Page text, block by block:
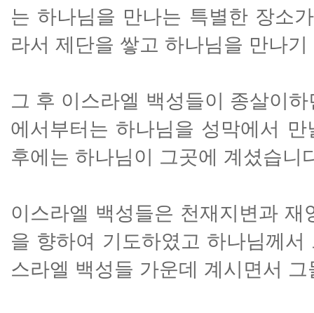
는 하나님을 만나는 특별한 장소
라서 제단을 쌓고 하나님을 만나
그 후 이스라엘 백성들이 종살이
에서부터는 하나님을 성막에서
후에는 하나님이 그곳에 계셨습니
이스라엘 백성들은 천재지변과
을 향하여 기도하였고 하나님께
스라엘 백성들 가운데 계시면서